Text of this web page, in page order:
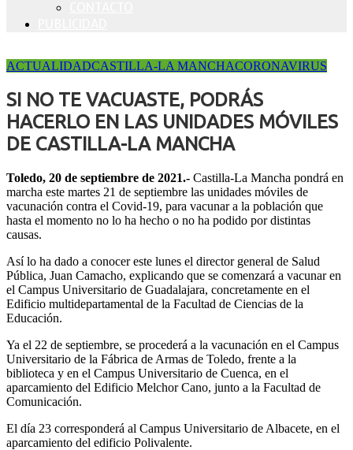
ACTUALIDADCASTILLA-LA MANCHACORONAVIRUS
SI NO TE VACUASTE, PODRÁS
HACERLO EN LAS UNIDADES MÓVILES
DE CASTILLA-LA MANCHA
Toledo, 20 de septiembre de 2021.- Castilla-La Mancha pondrá en
marcha este martes 21 de septiembre las unidades móviles de
vacunación contra el Covid-19, para vacunar a la población que
hasta el momento no lo ha hecho o no ha podido por distintas
causas.
Así lo ha dado a conocer este lunes el director general de Salud
Pública, Juan Camacho, explicando que se comenzará a vacunar en
el Campus Universitario de Guadalajara, concretamente en el
Edificio multidepartamental de la Facultad de Ciencias de la
Educación.
Ya el 22 de septiembre, se procederá a la vacunación en el Campus
Universitario de la Fábrica de Armas de Toledo, frente a la
biblioteca y en el Campus Universitario de Cuenca, en el
aparcamiento del Edificio Melchor Cano, junto a la Facultad de
Comunicación.
El día 23 corresponderá al Campus Universitario de Albacete, en el
aparcamiento del edificio Polivalente.